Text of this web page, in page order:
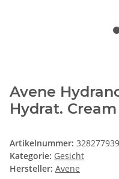
Avene
Hydrat.
Artikelnummer:
Kategorie: Gesicht
Hersteller: Avene